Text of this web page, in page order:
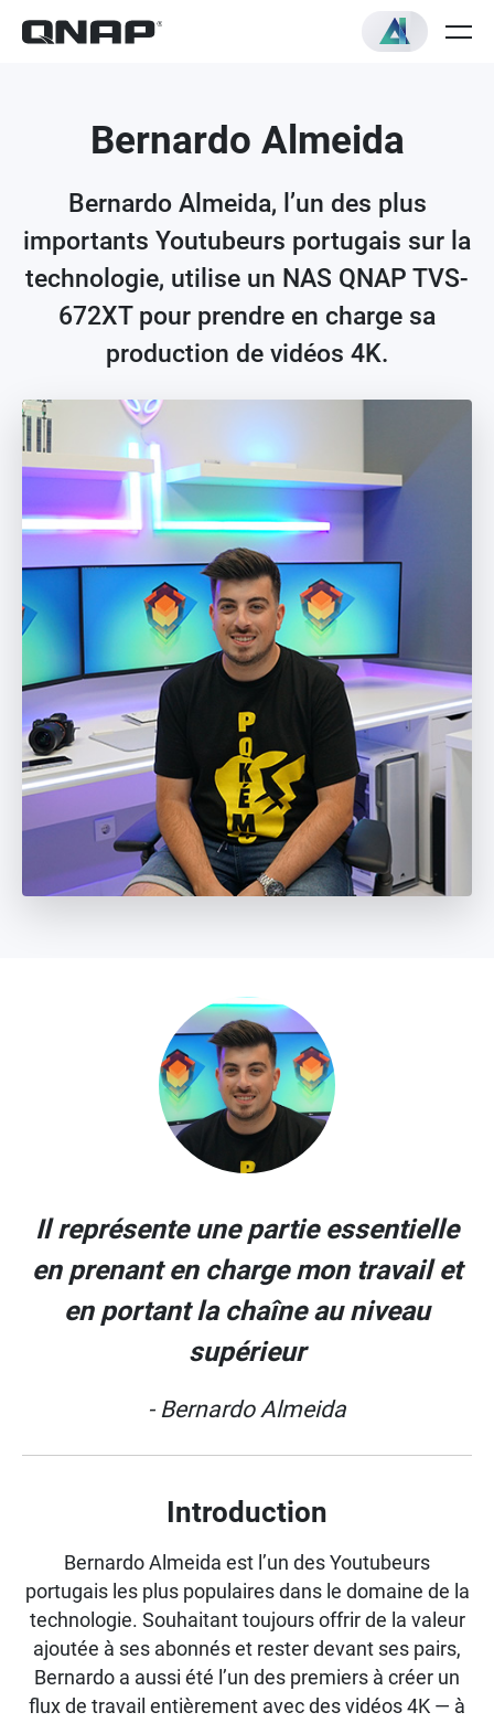
Bernardo Almeida
Bernardo Almeida, l’un des plus
importants Youtubeurs portugais sur la
technologie, utilise un NAS QNAP TVS-
672XT pour prendre en charge sa
production de vidéos 4K.
Il représente une partie essentielle
en prenant en charge mon travail et
en portant la chaîne au niveau
supérieur
- Bernardo Almeida
Introduction
Bernardo Almeida est l’un des Youtubeurs
portugais les plus populaires dans le domaine de la
technologie. Souhaitant toujours offrir de la valeur
ajoutée à ses abonnés et rester devant ses pairs,
Bernardo a aussi été l’un des premiers à créer un
flux de travail entièrement avec des vidéos 4K — à